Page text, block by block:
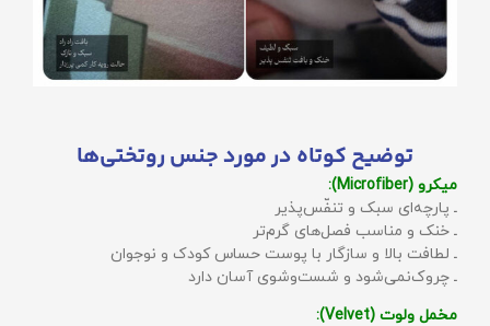
توضیح کوتاه در مورد جنس روتختی‌ها
میکرو (Microfiber):
ـ پارچه‌ای سبک و تنفّس‌پذیر
ـ خنک و مناسب فصل‌های گرم‌تر
ـ لطافت بالا و سازگار با پوست حساس کودک و نوجوان
ـ چروک‌نمی‌شود و شست‌وشوی آسان دارد
مخمل ولوت (Velvet):